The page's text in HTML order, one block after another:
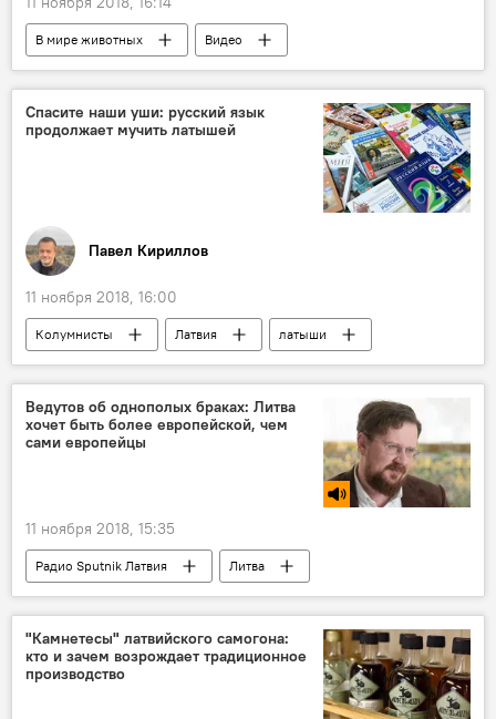
В мире животных
Видео
Мультимедиа
Спасите наши уши: русский язык
продолжает мучить латышей
Павел Кириллов
11 ноября 2018, 16:00
Колумнисты Латвия
латыши
русский язык
Ведутов об однополых браках: Литва
хочет быть более европейской, чем
сами европейцы
11 ноября 2018, 15:35
Радио Sputnik Латвия
Литва
однополые отношения
Эймутис Мисюнас
МИД Литвы
Евросоюз
"Камнетесы" латвийского самогона:
кто и зачем возрождает традиционное
производство